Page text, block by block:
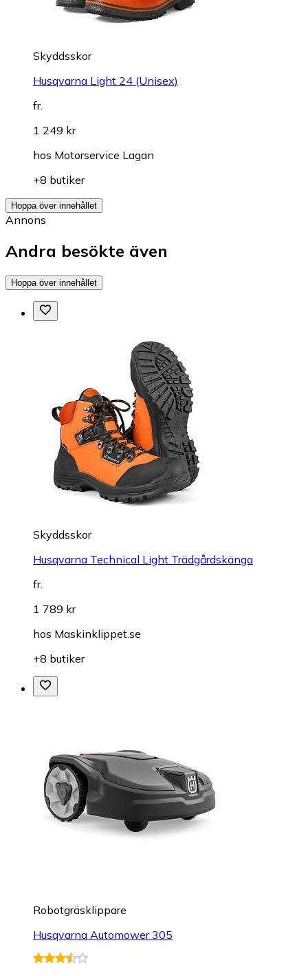
Skyddsskor
Husqvarna Light 24 (Unisex)
fr.
1 249 kr
hos Motorservice Lagan
+8 butiker
Hoppa över innehållet
Annons
Andra besökte även
Hoppa över innehållet
Skyddsskor
Husqvarna Technical Light Trädgårdskänga
fr.
1 789 kr
hos Maskinklippet.se
+8 butiker
Robotgräsklippare
Husqvarna Automower 305